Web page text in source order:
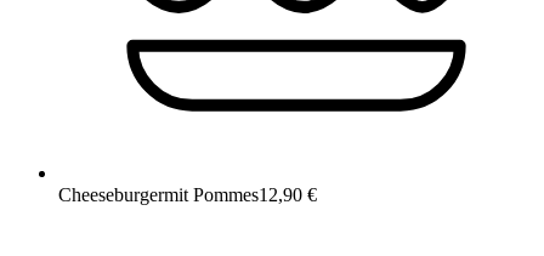
Cheeseburgermit Pommes12,90 €